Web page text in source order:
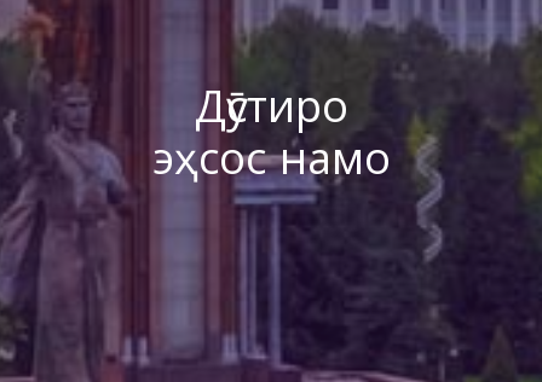
Дӯстиро
эҳсос намо